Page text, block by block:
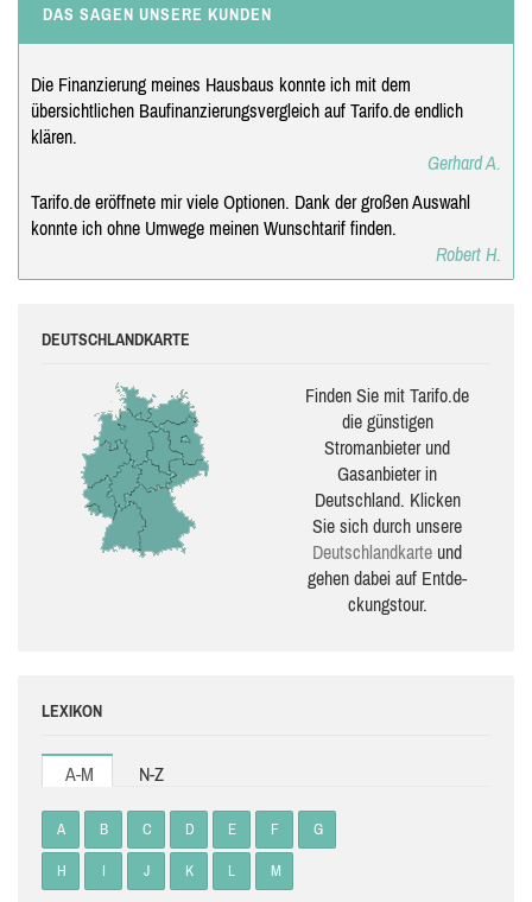
DAS SAGEN UNSERE KUNDEN
Die Finanzierung meines Hausbaus konnte ich mit dem
übersichtlichen Baufinanzierungsvergleich auf Tarifo.de endlich
klären.
Gerhard A.
Tarifo.de eröffnete mir viele Optionen. Dank der großen Auswahl
konnte ich ohne Umwege meinen Wunschtarif finden.
Robert H.
DEUTSCHLANDKARTE
Finden Sie mit Tarifo.de
die güns­ti­gen
Stromanbieter und
Gasanbieter in
Deutschland. Klicken
Sie sich durch unsere
Deutsch­land­karte und
gehen dabei auf Ent­de­
ckungs­tour.
LEXIKON
A-M N-Z
A B C D E F G
H I J K L M